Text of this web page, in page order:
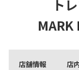
ト
MARK
店舗情報 店